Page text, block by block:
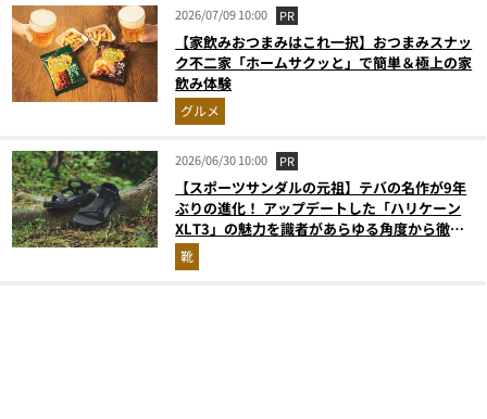
2026/07/09 10:00 PR
【家飲みおつまみはこれ一択】おつまみスナッ
ク不二家「ホームサクッと」で簡単＆極上の家
飲み体験
グルメ
2026/06/30 10:00 PR
【スポーツサンダルの元祖】テバの名作が9年
ぶりの進化！ アップデートした「ハリケーン
XLT3」の魅力を識者があらゆる角度から徹底
解説！
靴